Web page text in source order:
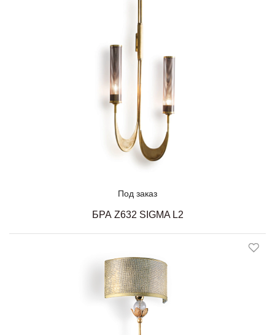
Под заказ
БРА Z632 SIGMA L2